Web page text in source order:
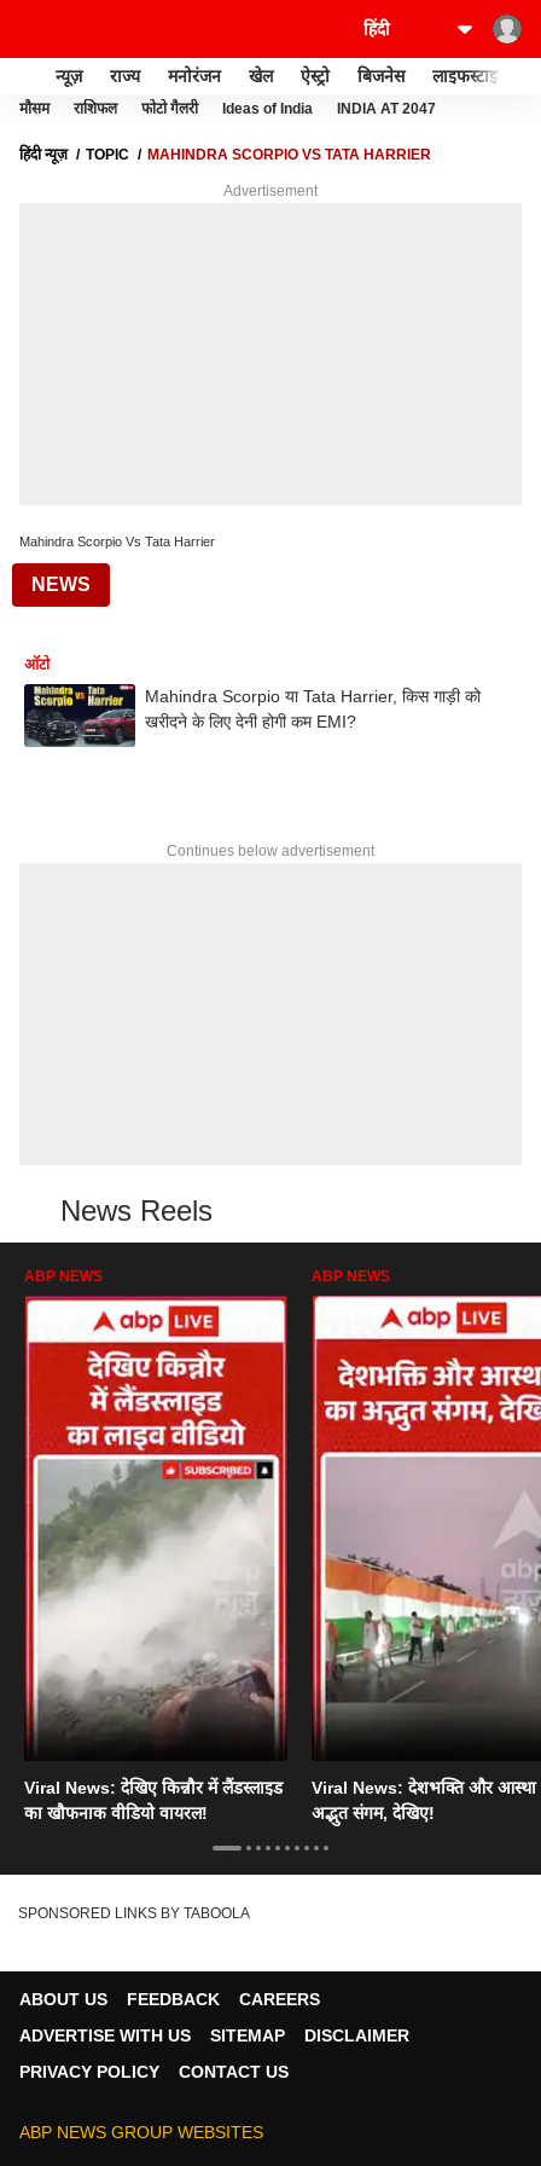
न्यूज़ राज्य मनोरंजन खेल ऐस्ट्रो बिजनेस लाइफस्टाइल
मौसम राशिफल फोटो गैलरी Ideas of India INDIA AT 2047
हिंदी न्यूज़ TOPIC MAHINDRA SCORPIO VS TATA HARRIER
Advertisement
Mahindra Scorpio Vs Tata Harrier
NEWS
ऑटो
Mahindra Scorpio या Tata Harrier, किस गाड़ी को
खरीदने के लिए देनी होगी कम EMI?
Continues below advertisement
News Reels
ABP NEWS
Viral News: देखिए किन्नौर में लैंडस्लाइड
का खौफनाक वीडियो वायरल!
ABP NEWS
Viral News: देशभक्ति और आस्था
अद्भुत संगम, देखिए!
SPONSORED LINKS BY TABOOLA
ABOUT US FEEDBACK
CAREERS
ADVERTISE WITH US
SITEMAP
DISCLAIMER
PRIVACY POLICY
CONTACT US
ABP NEWS GROUP WEBSITES